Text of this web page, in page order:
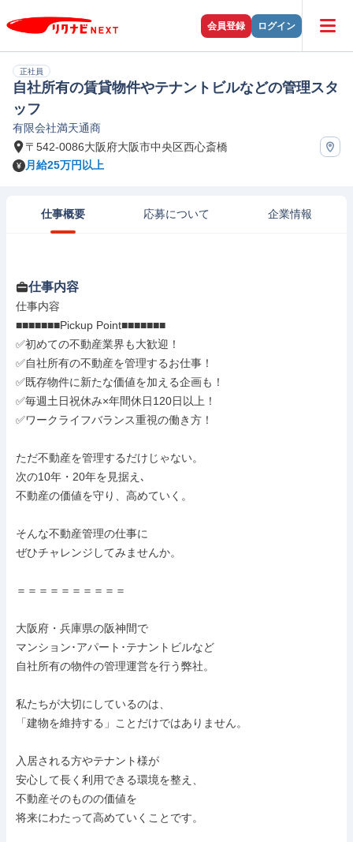
会員登録 ログイン
正社員
自社所有の賃貸物件やテナントビルなどの管理スタ
ッフ
有限会社満天通商
〒542-0086大阪府大阪市中央区西心斎橋
月給25万円以上
仕事概要 応募について 企業情報
仕事内容
仕事内容
■■■■■■■Pickup Point■■■■■■■
✅初めての不動産業界も大歓迎！
✅自社所有の不動産を管理するお仕事！
✅既存物件に新たな価値を加える企画も！
✅毎週土日祝休み×年間休日120日以上！
✅ワークライフバランス重視の働き方！
ただ不動産を管理するだけじゃない。
次の10年・20年を見据え､
不動産の価値を守り、高めていく。
そんな不動産管理の仕事に
ぜひチャレンジしてみませんか。
＝＝＝＝＝＝＝＝＝＝
大阪府・兵庫県の阪神間で
マンション･アパート･テナントビルなど
自社所有の物件の管理運営を行う弊社。
私たちが大切にしているのは、
「建物を維持する」ことだけではありません。
入居される方やテナント様が
安心して長く利用できる環境を整え、
不動産そのものの価値を
将来にわたって高めていくことです。